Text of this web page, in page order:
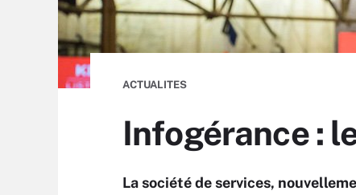
ACTUALITES
Infogérance :
La société de services,